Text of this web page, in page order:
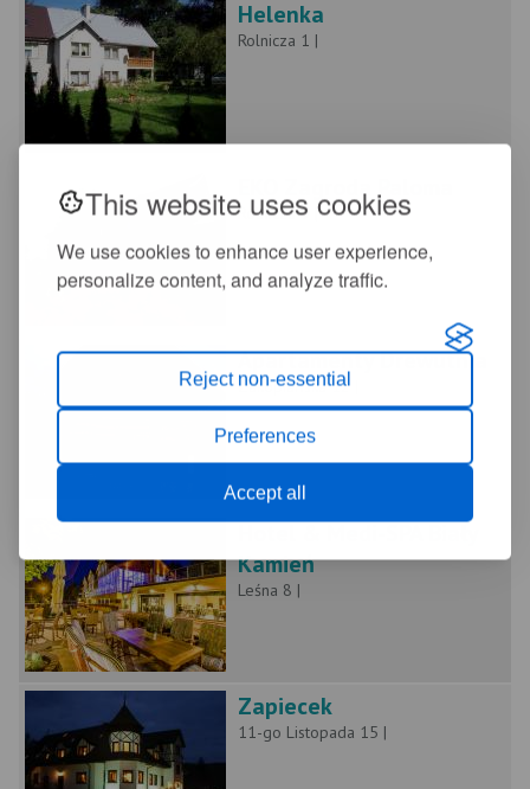
This website uses cookies
We use cookies to enhance user experience,
personalize content, and analyze traffic.
Reject non-essential
Preferences
Accept all
Helenka
Rolnicza 1 |
EKO Zagroda Paloma
Rolnicza 9 |
Apartamenty Drewutnia
Zakopiańska 12 |
Hotel & Medi-SPA Biały
Kamień
Leśna 8 |
Zapiecek
11-go Listopada 15 |